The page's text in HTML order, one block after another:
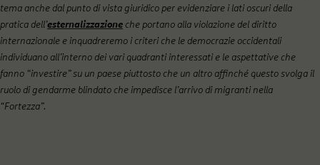
tema anche dal punto di vista giuridico per evidenziare i lati oscuri della
pratica dell’esternalizzazione che portano alla violazione del diritto
internazionale e inquadreremo i criteri che le democrazie occidentali
individuano all’interno dei vari quadranti interessati e le aspettative che
fanno “investire” su un paese piuttosto che un altro affinché questo svolga il
ruolo di gendarme blindato che impedisce l’arrivo di migranti nella
“Fortezza”.